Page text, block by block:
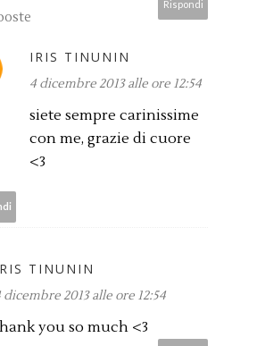
Rispondi
IRIS TINUNIN
4 dicembre 2013 alle ore 12:54
siete sempre carinissime
con me, grazie di cuore
<3
TINUNIN
dicembre 2013 alle ore 12:54
you so much <3